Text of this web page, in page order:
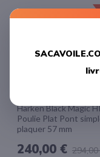
Harken Black Magic
Poulie Plat Pont
plaquer 57 mm
240,00 €